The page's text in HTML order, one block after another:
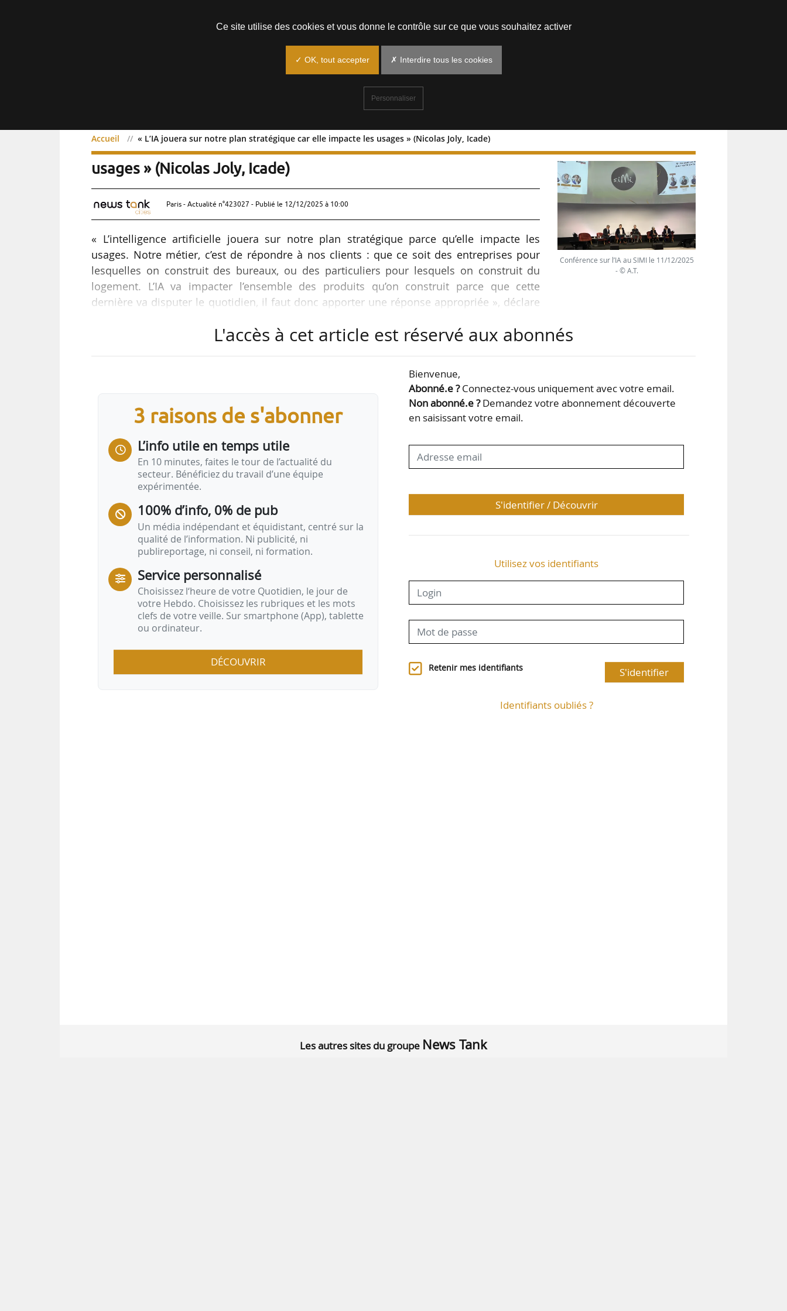
Accueil « L’IA jouera sur notre plan stratégique car elle impacte les usages » (Nicolas Joly, Icade)
« L’IA jouera sur notre plan stratégique car elle impacte les
usages » (Nicolas Joly, Icade)
Paris - Actualité n°423027 - Publié le 12/12/2025 à 10:00
« L’intelligence artificielle jouera sur notre plan stratégique parce qu’elle impacte les
usages. Notre métier, c’est de répondre à nos clients : que ce soit des entreprises pour
lesquelles on construit des bureaux, ou des particuliers pour lesquels on construit du
logement. L’IA va impacter l’ensemble des produits qu’on construit parce que cette
dernière va disputer le quotidien, il faut donc apporter une réponse appropriée », déclare
aussi en créant des endroits où, au contraire, il y a plus d’humain et d’échanges. …
Conférence sur l’IA au SIMI le 11/12/2025
- © A.T.
L'accès à cet article est réservé aux abonnés
3 raisons de s'abonner
L’info utile en temps utile
En 10 minutes, faites le tour de l’actualité du
secteur. Bénéficiez du travail d’une équipe
expérimentée.
100% d’info, 0% de pub
Un média indépendant et équidistant, centré sur la
qualité de l’information. Ni publicité, ni
publireportage, ni conseil, ni formation.
Service personnalisé
Choisissez l‘heure de votre Quotidien, le jour de
votre Hebdo. Choisissez les rubriques et les mots
clefs de votre veille. Sur smartphone (App), tablette
ou ordinateur.
DÉCOUVRIR
Bienvenue,
Abonné.e ?Connectez-vous uniquement avec votre email.
Non abonné.e ?Demandez votre abonnement découverte
en saisissant votre email.
S'identifier / Découvrir
Utilisez vos identifiants
Retenir mes identifiants S'identifier
Identifiants oubliés ?
Les autres sites du groupe News Tank
Ce site utilise des cookies et vous donne le contrôle sur ce que vous souhaitez activer
✓ OK, tout accepter ✗ Interdire tous les cookies
Personnaliser